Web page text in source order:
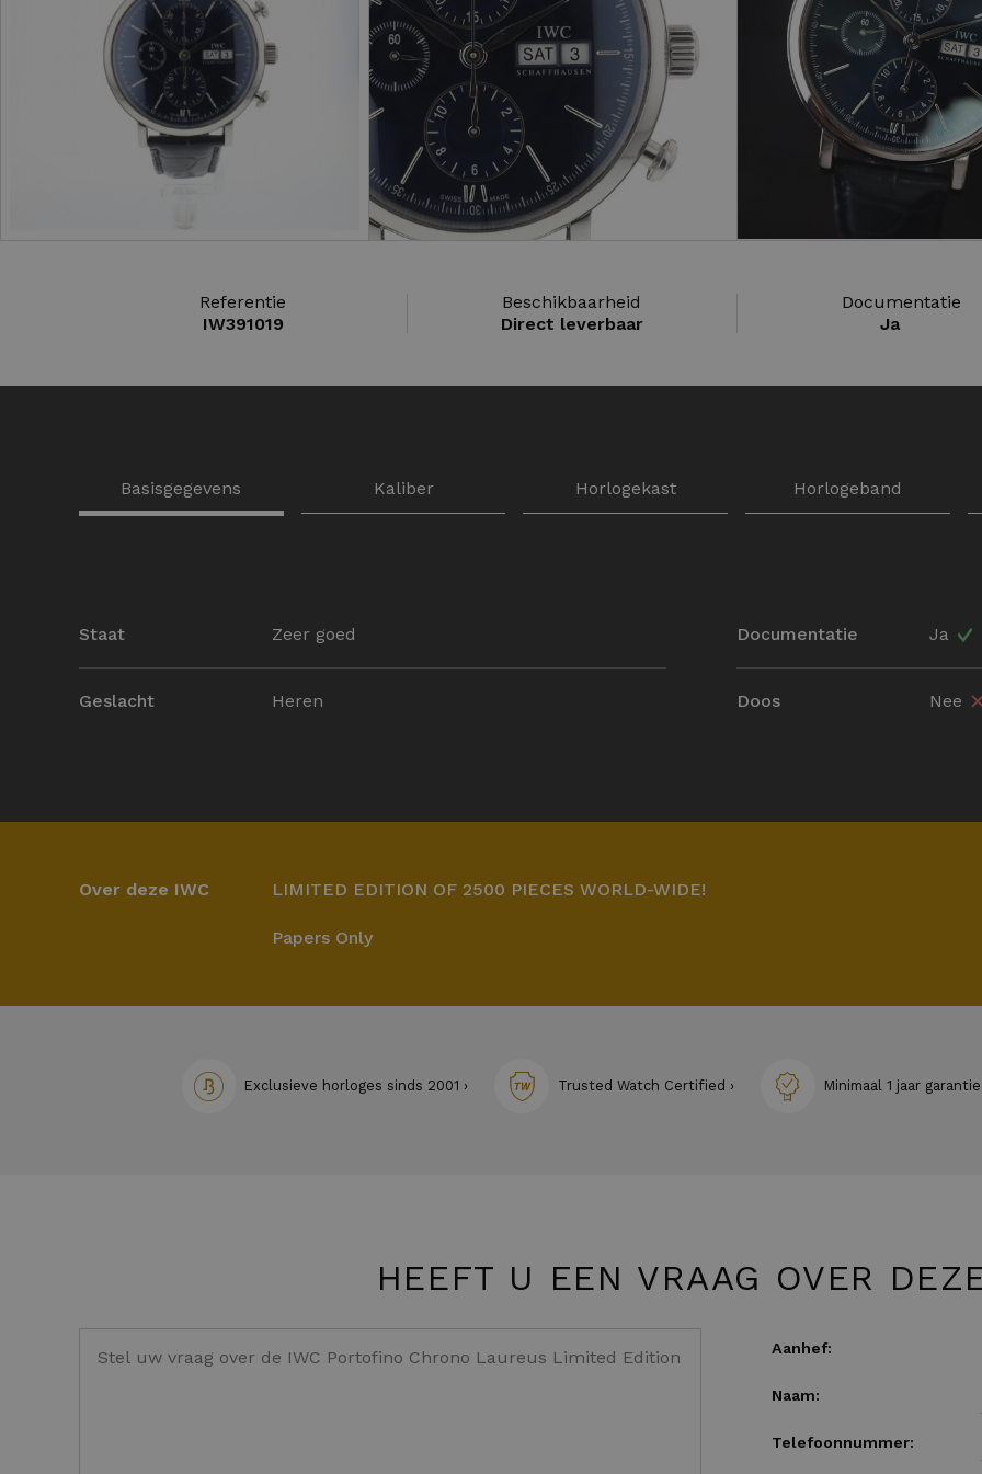
Referentie
IW391019
Beschikbaarheid
Direct leverbaar
Documentatie
Ja
Basisgegevens Kaliber Horlogekast Horlogeband
Staat Zeer goed
Geslacht Heren
Documentatie Ja
Doos Nee
Over deze IWC LIMITED EDITION OF 2500 PIECES WORLD-WIDE!
Papers Only
Exclusieve horloges sinds 2001 › Trusted Watch Certified › Minimaal 1 jaar garantie
HEEFT U EEN VRAAG OVER
Aanhef:
Naam:
Telefoonnummer: